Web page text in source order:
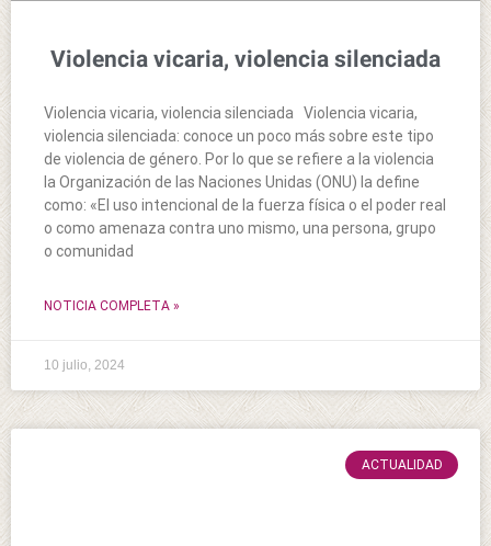
Violencia vicaria, violencia silenciada
Violencia vicaria, violencia silenciada Violencia vicaria,
violencia silenciada: conoce un poco más sobre este tipo
de violencia de género. Por lo que se refiere a la violencia
la Organización de las Naciones Unidas (ONU) la define
como: «El uso intencional de la fuerza física o el poder real
o como amenaza contra uno mismo, una persona, grupo
o comunidad
NOTICIA COMPLETA »
10 julio, 2024
ACTUALIDAD